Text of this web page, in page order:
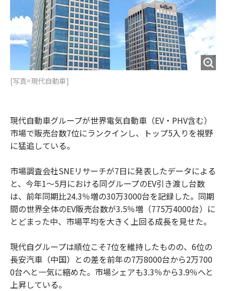
[写真=現代自動車]
現代自動車グループが世界電気自動車（EV・PHV含む）
市場で販売台数7位にランクインし、トップ5入りを視野
に猛追している。
市場調査会社SNEリサーチが7日に発表したデータによる
と、今年1〜5月における同グループのEV引き渡し台数
は、前年同期比24.3％増の30万3000台を記録した。同期
間の世界全体のEV販売台数が3.5％増（775万4000台）に
とどまった中、市場平均を大きく上回る成長を見せた。
現代自グループは順位こそ7位を維持したものの、6位の
長安汽車（中国）との差を前年の7万8000台から2万700
0台へと一気に縮めた。市場シェアも3.3％から3.9％へと
上昇している。